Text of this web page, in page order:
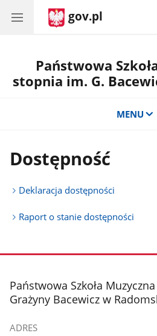
gov.pl
Państwowa
stopnia im. G.
MENU
Dostępność
Deklaracja dostępności
Raport o stanie dostępności
stopka
Państwowa Szkoła
Grażyny Bacewicz w
ADRES